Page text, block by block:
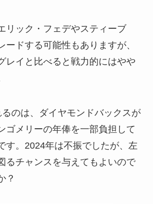
リック・フェデやスティーブ
ードする可能性もありますが、
レイと比べると戦力的にはやや
のは、ダイヤモンドバックスが
ゴメリーの年俸を一部負担して
す。2024年は不振でしたが、左
るチャンスを与えてもよいので
？